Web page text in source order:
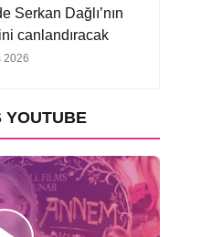
Serkan Dağlı’nın
canlandıracak
2026
YOUTUBE